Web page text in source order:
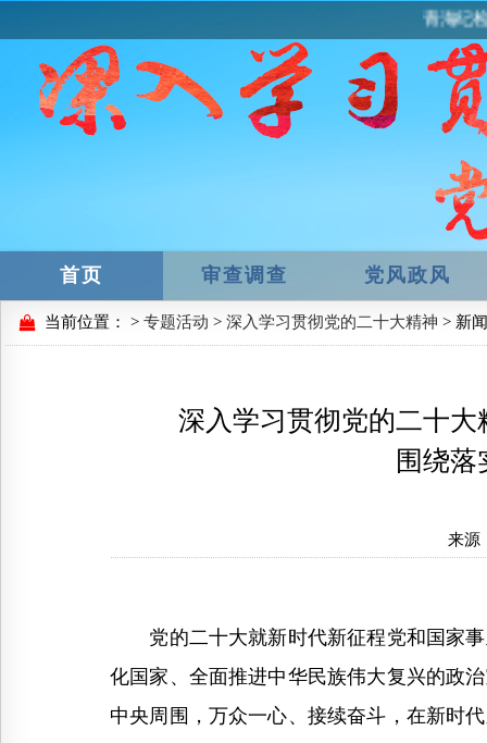
青海纪
首页 审查调查 党风政风
当前位置： > 专题活动 > 深入学习贯彻党的二十大精神 > 新
深入学习贯彻党的二十
围绕
来源
党的二十大就新时代新征程党和国家事
化国家、全面推进中华民族伟大复兴的政
中央周围，万众一心、接续奋斗，在新时